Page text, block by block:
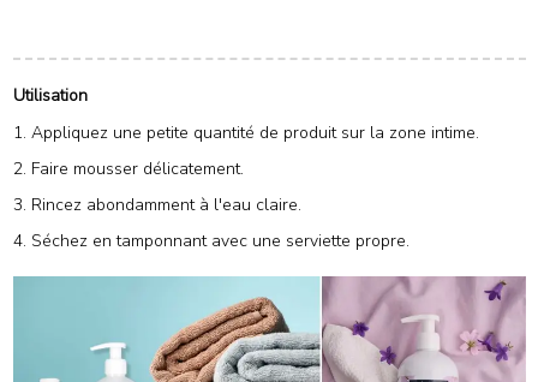
Utilisation
1. Appliquez une petite quantité de produit sur la zone intime.
2. Faire mousser délicatement.
3. Rincez abondamment à l'eau claire.
4. Séchez en tamponnant avec une serviette propre.